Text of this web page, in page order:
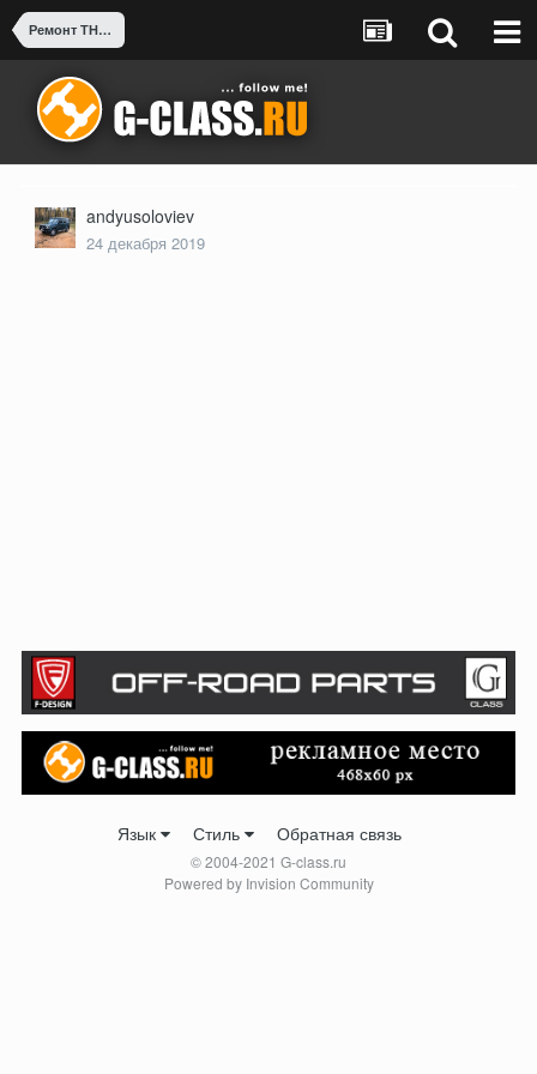
Ремонт ТНВД OM603A
andyusoloviev
24 декабря 2019
Язык Стиль Обратная связь
© 2004-2021 G-class.ru
Powered by Invision Community